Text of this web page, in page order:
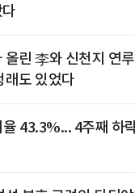
올린 李와 신천지 연
래도 있었다
43.3%... 4주째 하